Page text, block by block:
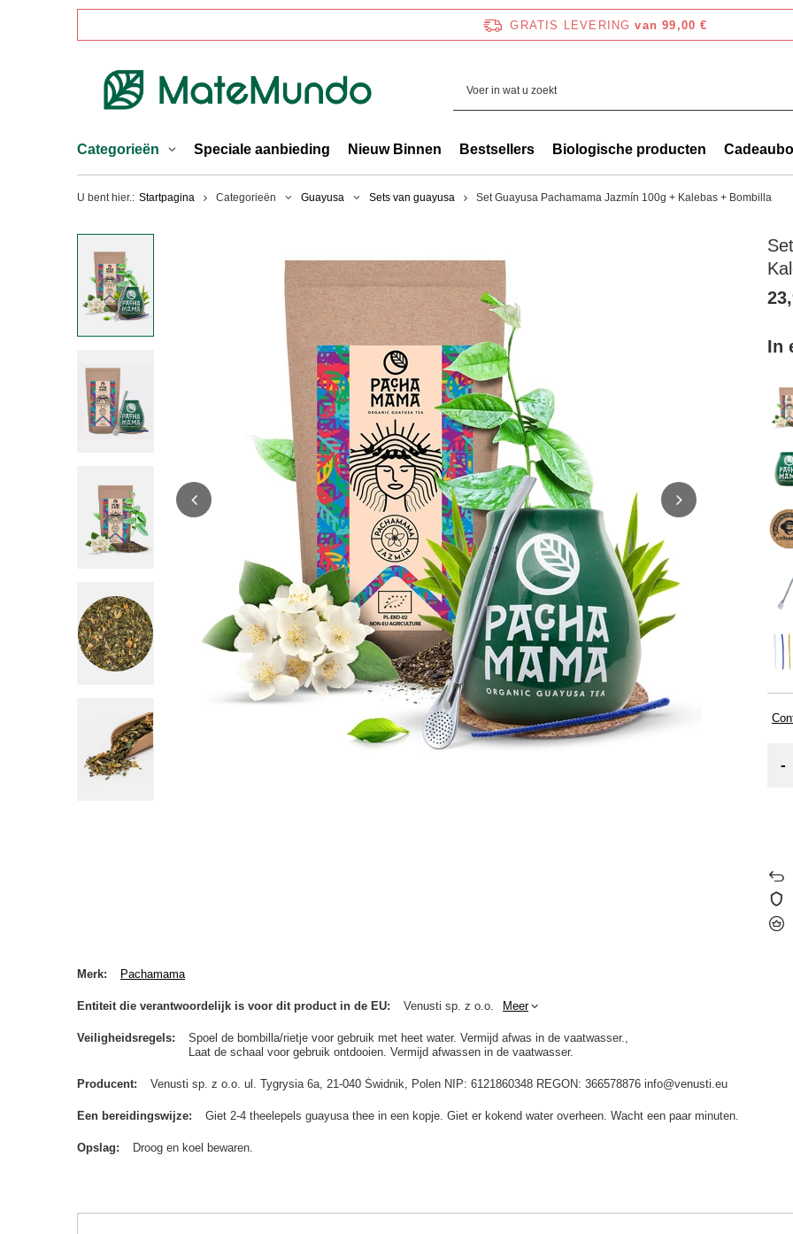
GRATIS LEVERING van 99,00 €
Categorieën Speciale aanbieding Nieuw Binnen Bestsellers Biologische producten
U bent hier.: Startpagina Categorieën Guayusa Sets van guayusa Set Guayusa Pachamama Jazmín 100g + Kalebas + Bombilla
In
-
Merk Pachamama
Entiteit die verantwoordelijk is voor dit product in de EU Venusti sp. z o.o. Meer
Veiligheidsregels
Spoel de bombilla/rietje voor gebruik met heet water. Vermijd afwas in de vaatwasser.
Laat de schaal voor gebruik ontdooien. Vermijd afwassen in de vaatwasser.
Producent Venusti sp. z o.o. ul. Tygrysia 6a, 21-040 Świdnik, Polen NIP: 6121860348 REGON: 366578876 info@venusti.eu
Een bereidingswijze Giet 2-4 theelepels guayusa thee in een kopje. Giet er kokend water overheen. Wacht een paar minuten.
Opslag Droog en koel bewaren.